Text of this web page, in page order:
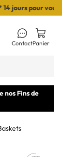
jours pour vous
ContactPanier
nos Fins de